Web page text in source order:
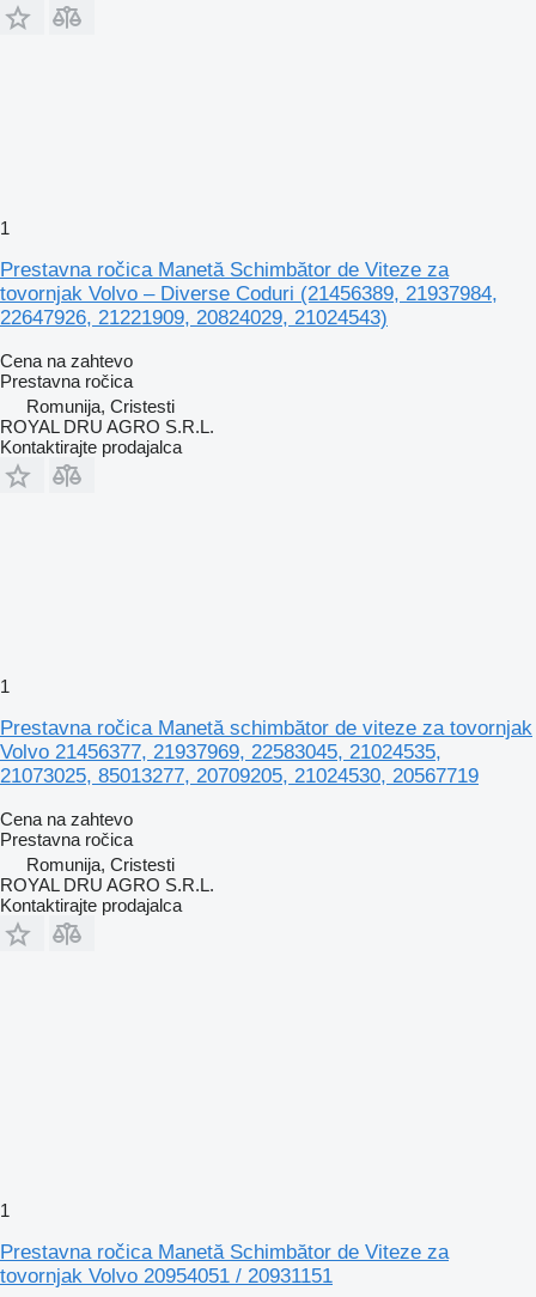
1
Prestavna ročica Manetă Schimbător de Viteze za
tovornjak Volvo – Diverse Coduri (21456389, 21937984,
22647926, 21221909, 20824029, 21024543)
Cena na zahtevo
Prestavna ročica
Romunija, Cristesti
ROYAL DRU AGRO S.R.L.
Kontaktirajte prodajalca
1
Prestavna ročica Manetă schimbător de viteze za tovornjak
Volvo 21456377, 21937969, 22583045, 21024535,
21073025, 85013277, 20709205, 21024530, 20567719
Cena na zahtevo
Prestavna ročica
Romunija, Cristesti
ROYAL DRU AGRO S.R.L.
Kontaktirajte prodajalca
1
Prestavna ročica Manetă Schimbător de Viteze za
tovornjak Volvo 20954051 / 20931151